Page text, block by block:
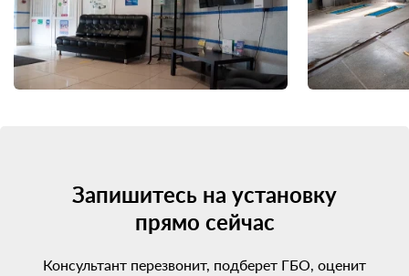
Запишитесь на установку
прямо сейчас
Консультант перезвонит, подберет ГБО, оценит